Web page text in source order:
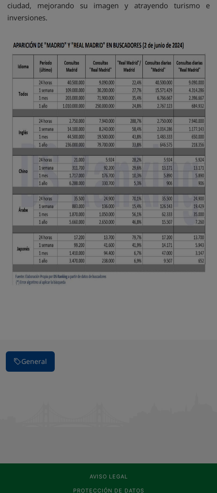
ciudad, mejorando su imagen y atrayendo turismo e
inversiones.
General
AVISO LEGAL
PROTECCIÓN DE DATOS